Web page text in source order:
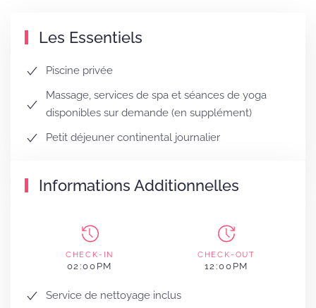
Les Essentiels
Piscine privée
Massage, services de spa et séances de yoga
disponibles sur demande (en supplément)
Petit déjeuner continental journalier
Informations Additionnelles
CHECK-IN
02:00PM
CHECK-OUT
12:00PM
Service de nettoyage inclus